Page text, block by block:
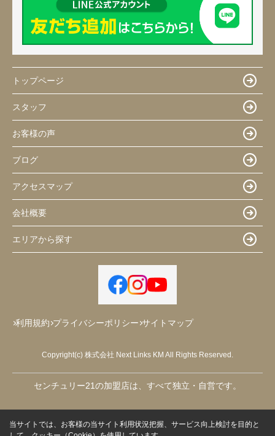
トップページ
スタッフ
お客様の声
ブログ
アクセスマップ
会社概要
エリアから探す
利用規約 プライバシーポリシー サイトマップ
Copyright(c) 株式会社 Next Links KM All Rights Reserved.
センチュリー21の加盟店は、すべて独立・自営です。
当サイトでは、お客様の当サイト利用状況把握、サービス向上検討を目的と